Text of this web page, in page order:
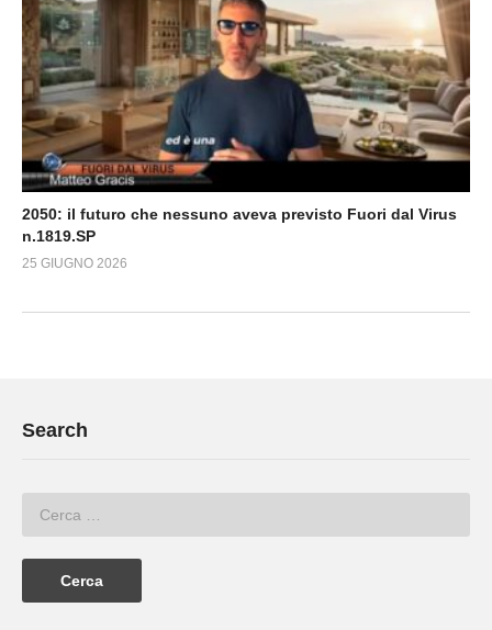
2050: il futuro che nessuno aveva previsto Fuori dal Virus
n.1819.SP
25 GIUGNO 2026
Search